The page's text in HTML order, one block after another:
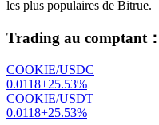
les plus populaires de Bitrue.
Trading au comptant ：
COOKIE/USDC
0.0118+25.53%
COOKIE/USDT
0.0118+25.53%